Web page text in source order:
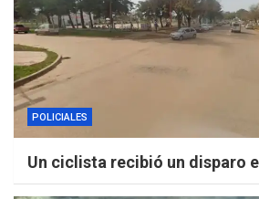
POLICIALES
Un ciclista recibió un disparo